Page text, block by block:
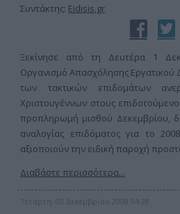
Συντάκτης: Eidisis.gr
Ξεκίνησε από τη Δευτέρα 1
Οργανισμό Απασχόλησης
των τακτικών επιδομάτων
Χριστουγέννων στους
προπληρωμή μισθού Δεκεμβρίου,
αναλογίας επιδόματος για το
αξιοποιούν την ειδική παροχή
Διαβάστε περισσότερα...
Τετάρτη, 03 Δεκεμβρίου 2008 04:28